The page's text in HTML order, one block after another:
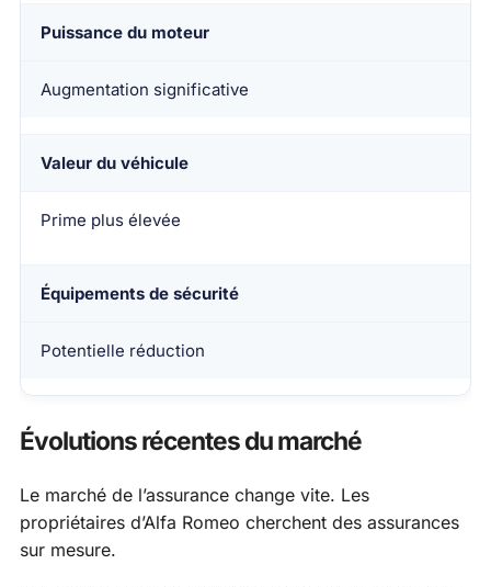
Puissance du moteur
Augmentation significative
Valeur du véhicule
Prime plus élevée
Équipements de sécurité
Potentielle réduction
Évolutions récentes du marché
Le marché de l’assurance change vite. Les
propriétaires d’Alfa Romeo cherchent des assurances
sur mesure.